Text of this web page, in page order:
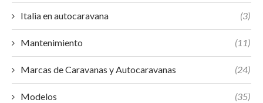
Italia en autocaravana (3)
Mantenimiento (11)
Marcas de Caravanas y Autocaravanas (24)
Modelos (35)